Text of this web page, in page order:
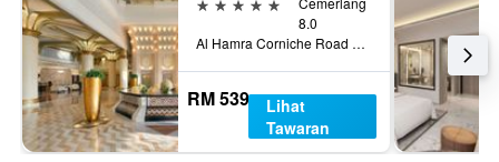
8.0
Al Hamra Corniche Road Jeddah 21531 Sea Front, Jeddah, Arab Saudi
RM 539
Lihat
Tawaran